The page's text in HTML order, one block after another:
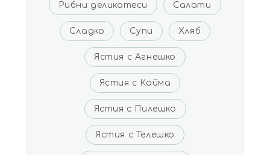
Рибни деликатеси Салати
Сладко Супи Хляб
Ястия с Агнешко
Ястия с Кайма
Ястия с Пилешко
Ястия с Телешко